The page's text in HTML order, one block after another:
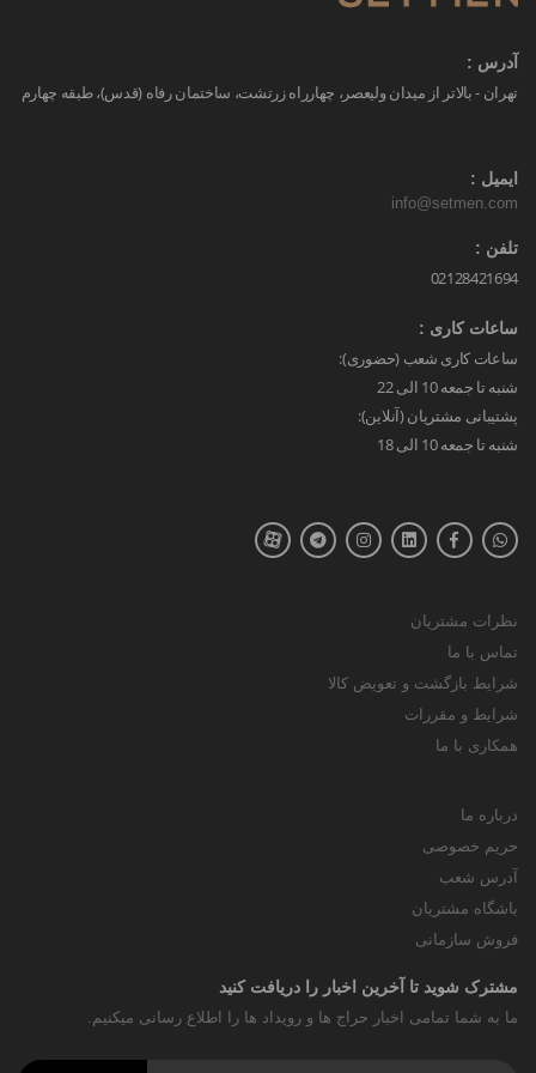
آدرس :
تهران - بالاتر از میدان ولیعصر، چهارراه زرتشت، ساختمان رفاه (قدس)، طبقه چهارم
ایمیل :
info@setmen.com
تلفن :
02128421694
ساعات کاری :
ساعات کاری شعب (حضوری):
شنبه تا جمعه 10 الی 22
پشتیبانی مشتریان (آنلاین):
شنبه تا جمعه 10 الی 18
نظرات مشتریان
تماس با ما
شرایط بازگشت و تعویض کالا
شرایط و مقررات
همکاری با ما
درباره ما
حریم خصوصی
آدرس شعب
باشگاه مشتریان
فروش سازمانی
مشترک شوید تا آخرین اخبار را دریافت کنید
ما به شما تمامی اخبار حراج ها و رویداد ها را اطلاع رسانی میکنیم.